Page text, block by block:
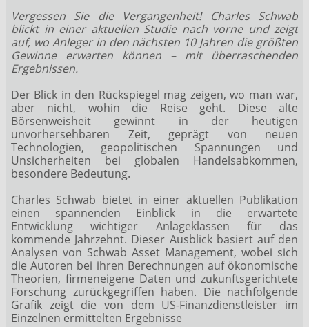
Vergessen Sie die Vergangenheit! Charles Schwab
blickt in einer aktuellen Studie nach vorne und zeigt
auf, wo Anleger in den nächsten 10 Jahren die größten
Gewinne erwarten können – mit überraschenden
Ergebnissen.
Der Blick in den Rückspiegel mag zeigen, wo man war,
aber nicht, wohin die Reise geht. Diese alte
Börsenweisheit gewinnt in der heutigen
unvorhersehbaren Zeit, geprägt von neuen
Technologien, geopolitischen Spannungen und
Unsicherheiten bei globalen Handelsabkommen,
besondere Bedeutung.
Charles Schwab bietet in einer aktuellen Publikation
einen spannenden Einblick in die erwartete
Entwicklung wichtiger Anlageklassen für das
kommende Jahrzehnt. Dieser Ausblick basiert auf den
Analysen von Schwab Asset Management, wobei sich
die Autoren bei ihren Berechnungen auf ökonomische
Theorien, firmeneigene Daten und zukunftsgerichtete
Forschung zurückgegriffen haben. Die nachfolgende
Grafik zeigt die von dem US-Finanzdienstleister im
Einzelnen ermittelten Ergebnisse